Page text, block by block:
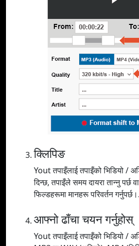
क्लिपिङ
Yout तपाइँलाई तपाइँको भिडियो /
दिन्छ, तपाइँले समय दायरा तान्नु पर्छ
फिल्डहरूमा मानहरू परिवर्तन गर्नुपर्छ।.
आफ्नो ढाँचा चयन गर्नुहोस्
Yout तपाइँलाई तपाइँको भिडियो /